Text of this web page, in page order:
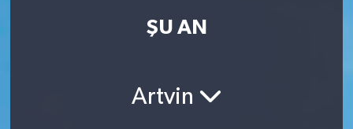
ŞU AN
Artvin